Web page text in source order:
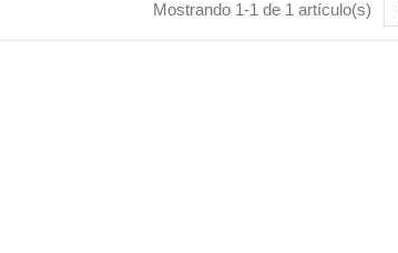
Mostrando 1-1 de 1 artículo(s)